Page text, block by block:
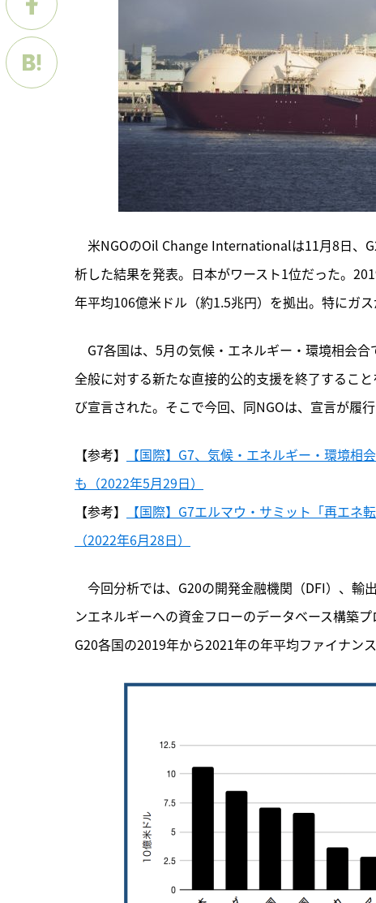
米NGOのOil Change Internationalは11月8日、
析した結果を発表。日本がワースト1位だった。
年平均106億米ドル（約1.5兆円）を拠出。特にガ
G7各国は、5月の気候・エネルギー・環境相会
全般に対する新たな直接的公的支援を終了するこ
び宣言された。そこで今回、 同NGOは、宣言が履
【参考】
【国際】G7、気候・エネルギー・環境
も（2022年5月29日）
【参考】
【国際】G7エルマウ・サミット「再エ
（2022年6月28日）
今回分析では、G20の開発金融機関（DFI）、輸
ンエネルギーへの資金フローのデータベース構築
G20各国の2019年から2021年の年平均ファイナン